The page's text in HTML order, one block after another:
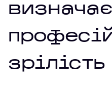
визначає